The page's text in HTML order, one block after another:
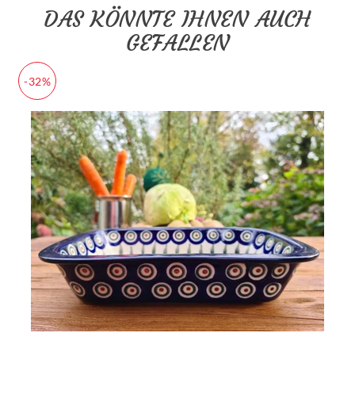
DAS KÖNNTE IHNEN AUCH
GEFALLEN
-32%